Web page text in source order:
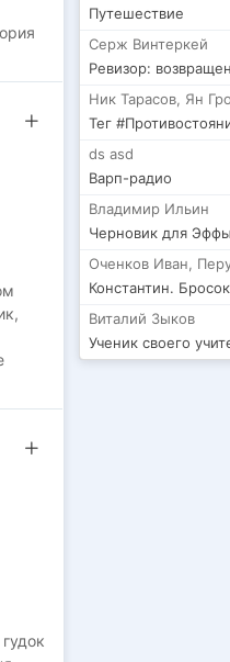
Путешествие
Серж Винтеркей
Ник Тарасов, Ян
Тег
ds asd
Варп-радио
Владимир Ильин
Черновик для
Оченков Иван,
Константин.
Виталий Зыков